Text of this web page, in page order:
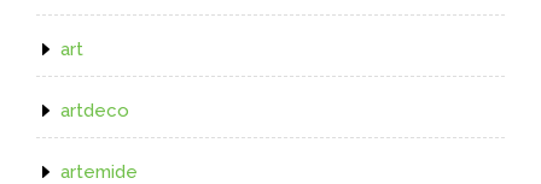
art
artdeco
artemide